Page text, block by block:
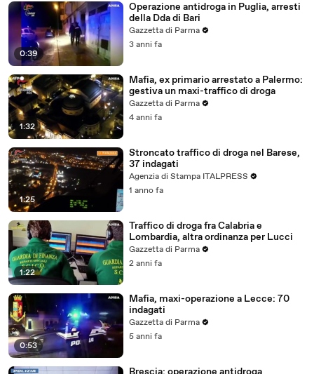
0:39
Operazione antidroga in Puglia, arresti
della Dda di Bari
Gazzetta di Parma
3 anni fa
1:32
Mafia, ex primario arrestato a Palermo:
gestiva un maxi-traffico di droga
Gazzetta di Parma
4 anni fa
1:25
Stroncato traffico di droga nel Barese,
37 indagati
Agenzia di Stampa ITALPRESS
1 anno fa
1:22
Traffico di droga fra Calabria e
Lombardia, altra ordinanza per Lucci
Gazzetta di Parma
2 anni fa
0:53
Mafia, maxi-operazione a Lecce: 70
indagati
Gazzetta di Parma
5 anni fa